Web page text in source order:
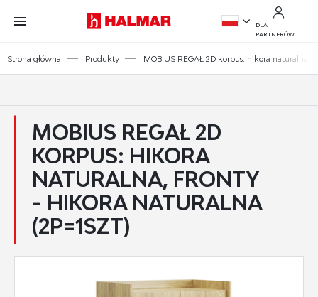
Przejdź do treści.
Przejdź do menu.
Przejdź do wyszukiwarki.
EN
DLA
PARTNERÓW
Strona główna Produkty MOBIUS REGAŁ 2D korpus: hikora naturalna,
MOBIUS REGAŁ 2D
KORPUS: HIKORA
NATURALNA, FRONTY
- HIKORA NATURALNA
(2P=1SZT)